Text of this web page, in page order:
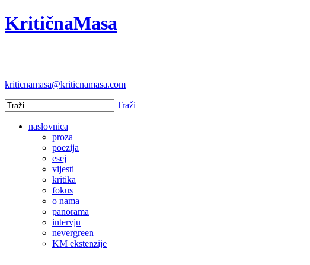
KritičnaMasa
kriticnamasa@kriticnamasa.com
Traži
naslovnica
proza
poezija
esej
vijesti
kritika
fokus
o nama
panorama
intervju
nevergreen
KM ekstenzije